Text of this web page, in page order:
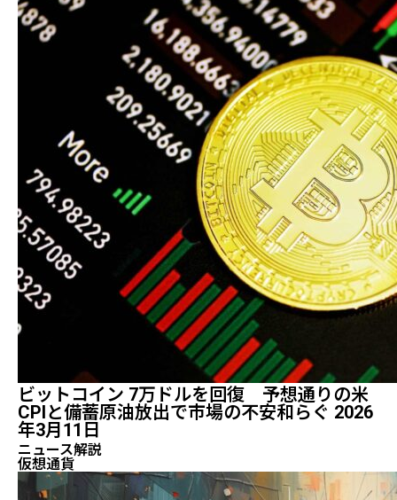
ビットコイン 7万ドルを回復 予想通りの米
CPIと備蓄原油放出で市場の不安和らぐ 2026
年3月11日
ニュース解説
仮想通貨